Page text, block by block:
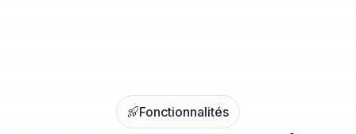
Fonctionnalités